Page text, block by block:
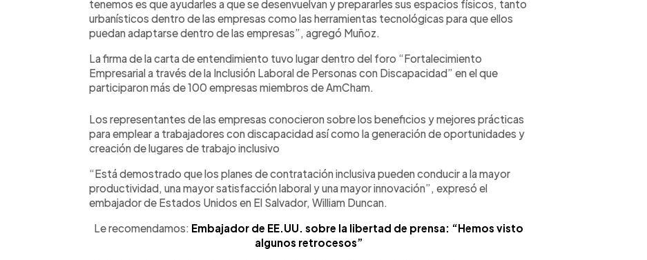
tenemos es que ayudarles a que se desenvuelvan y prepararles sus espacios físicos, tanto
urbanísticos dentro de las empresas como las herramientas tecnológicas para que ellos
puedan adaptarse dentro de las empresas”, agregó Muñoz.
La firma de la carta de entendimiento tuvo lugar dentro del foro “Fortalecimiento
Empresarial a través de la Inclusión Laboral de Personas con Discapacidad” en el que
participaron más de 100 empresas miembros de AmCham.
Los representantes de las empresas conocieron sobre los beneficios y mejores prácticas
para emplear a trabajadores con discapacidad así como la generación de oportunidades y
creación de lugares de trabajo inclusivo
“Está demostrado que los planes de contratación inclusiva pueden conducir a la mayor
productividad, una mayor satisfacción laboral y una mayor innovación”, expresó el
embajador de Estados Unidos en El Salvador, William Duncan.
Le recomendamos: Embajador de EE.UU. sobre la libertad de prensa: “Hemos visto
algunos retrocesos”